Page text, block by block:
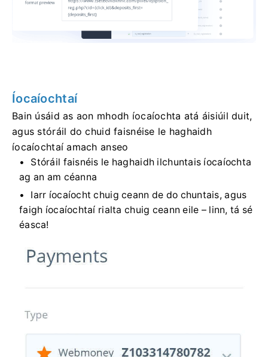
Íocaíochtaí
Bain úsáid as aon mhodh íocaíochta atá áisiúil duit,
agus stóráil do chuid faisnéise le haghaidh
íocaíochtaí amach anseo
Stóráil faisnéis le haghaidh ilchuntais íocaíochta
ag an am céanna
Iarr íocaíocht chuig ceann de do chuntais, agus
faigh íocaíochtaí rialta chuig ceann eile – linn, tá sé
éasca!